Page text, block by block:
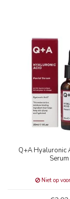
Q+A Hyaluronic
Serum
Niet op